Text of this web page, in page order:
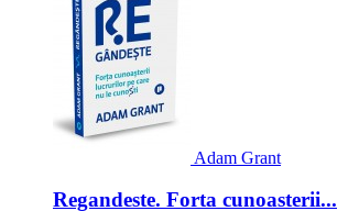
Adam Grant
Regandeste. Forta cunoasterii...